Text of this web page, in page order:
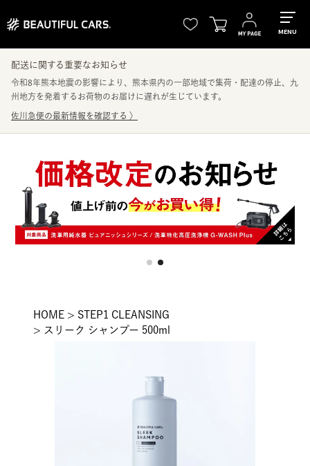
MENU
配送に関する重要なお知らせ
令和8年熊本地震の影響により、熊本県内の一部地域で集荷・配達の停止、九
州地方を発着するお荷物のお届けに遅れが生じています。
佐川急便の最新情報を確認する 〉
HOME
STEP1 CLEANSING
スリーク シャンプー 500ml